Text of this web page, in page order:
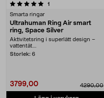
1
Smarta ringar
Ultrahuman Ring Air smart
ring, Space Silver
Aktivitetsring i superlätt design –
vattentät....
Storlek: 6
3799,00 4290,00
4.5 av 5 stjärnor